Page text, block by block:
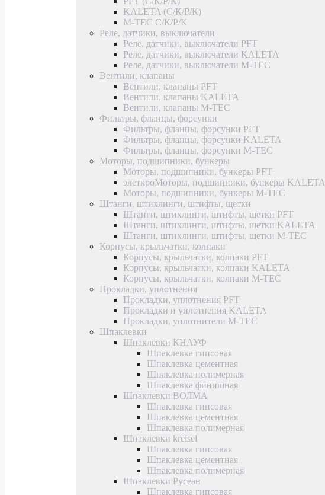
KALETA (С/К/Р/К)
M-TEC С/К/Р/К
Реле, датчики, выключатели
Реле, датчики, выключатели PFT
Реле, датчики, выключатели KALETA
Реле, датчики, выключатели M-TEC
Вентили, клапаны
Вентили, клапаны PFT
Вентили, клапаны KALETA
Вентили, клапаны M-TEC
Фильтры, фланцы, форсунки
Фильтры, фланцы, форсунки PFT
Фильтры, фланцы, форсунки KALETA
Фильтры, фланцы, форсунки M-TEC
Моторы, подшипники, бункеры
Моторы, подшипники, бункеры PFT
элеткроМоторы, подшипники, бункеры KALETA
Моторы, подшипники, бункеры M-TEC
Штанги, штихлинги, штифты, щетки
Штанги, штихлинги, штифты, щетки PFT
Штанги, штихлинги, штифты, щетки KALETA
Штанги, штихлинги, штифты, щетки M-TEC
Корпусы, крыльчатки, колпаки
Корпусы, крыльчатки, колпаки PFT
Корпусы, крыльчатки, колпаки KALETA
Корпусы, крыльчатки, колпаки M-TEC
Прокладки, уплотнения
Прокладки, уплотнения PFT
Прокладки и уплотнения KALETA
Прокладки, уплотнители M-TEC
Шпаклевки
Шпаклевки КНАУФ
Шпаклевка гипсовая
Шпаклевка цементная
Шпаклевка полимерная
Шпаклевка финишная
Шпаклевки ВОЛМА
Шпаклевка гипсовая
Шпаклевка цементная
Шпаклевка полимерная
Шпаклевки kreisel
Шпаклевка гипсовая
Шпаклевка цементная
Шпаклевка полимерная
Шпаклевки Русеан
Шпаклевка гипсовая